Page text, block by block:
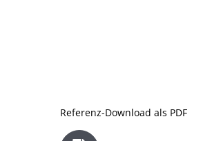
Referenz-Download als PDF